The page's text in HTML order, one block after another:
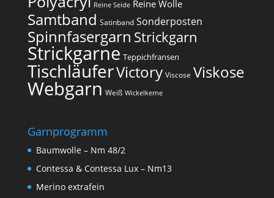
Reine Seide Reine Wolle
Samtband Satinband Sonderposten
Spinnfasergarn Strickgarn
Strickgarne Teppichfransen
TischläuferVictory Viscose Viskose
Webgarn Weiß Wickelkerne
Garnprogramm
Baumwolle – Nm 48/2
Contessa & Contessa Lux – Nm13
Merino extrafein